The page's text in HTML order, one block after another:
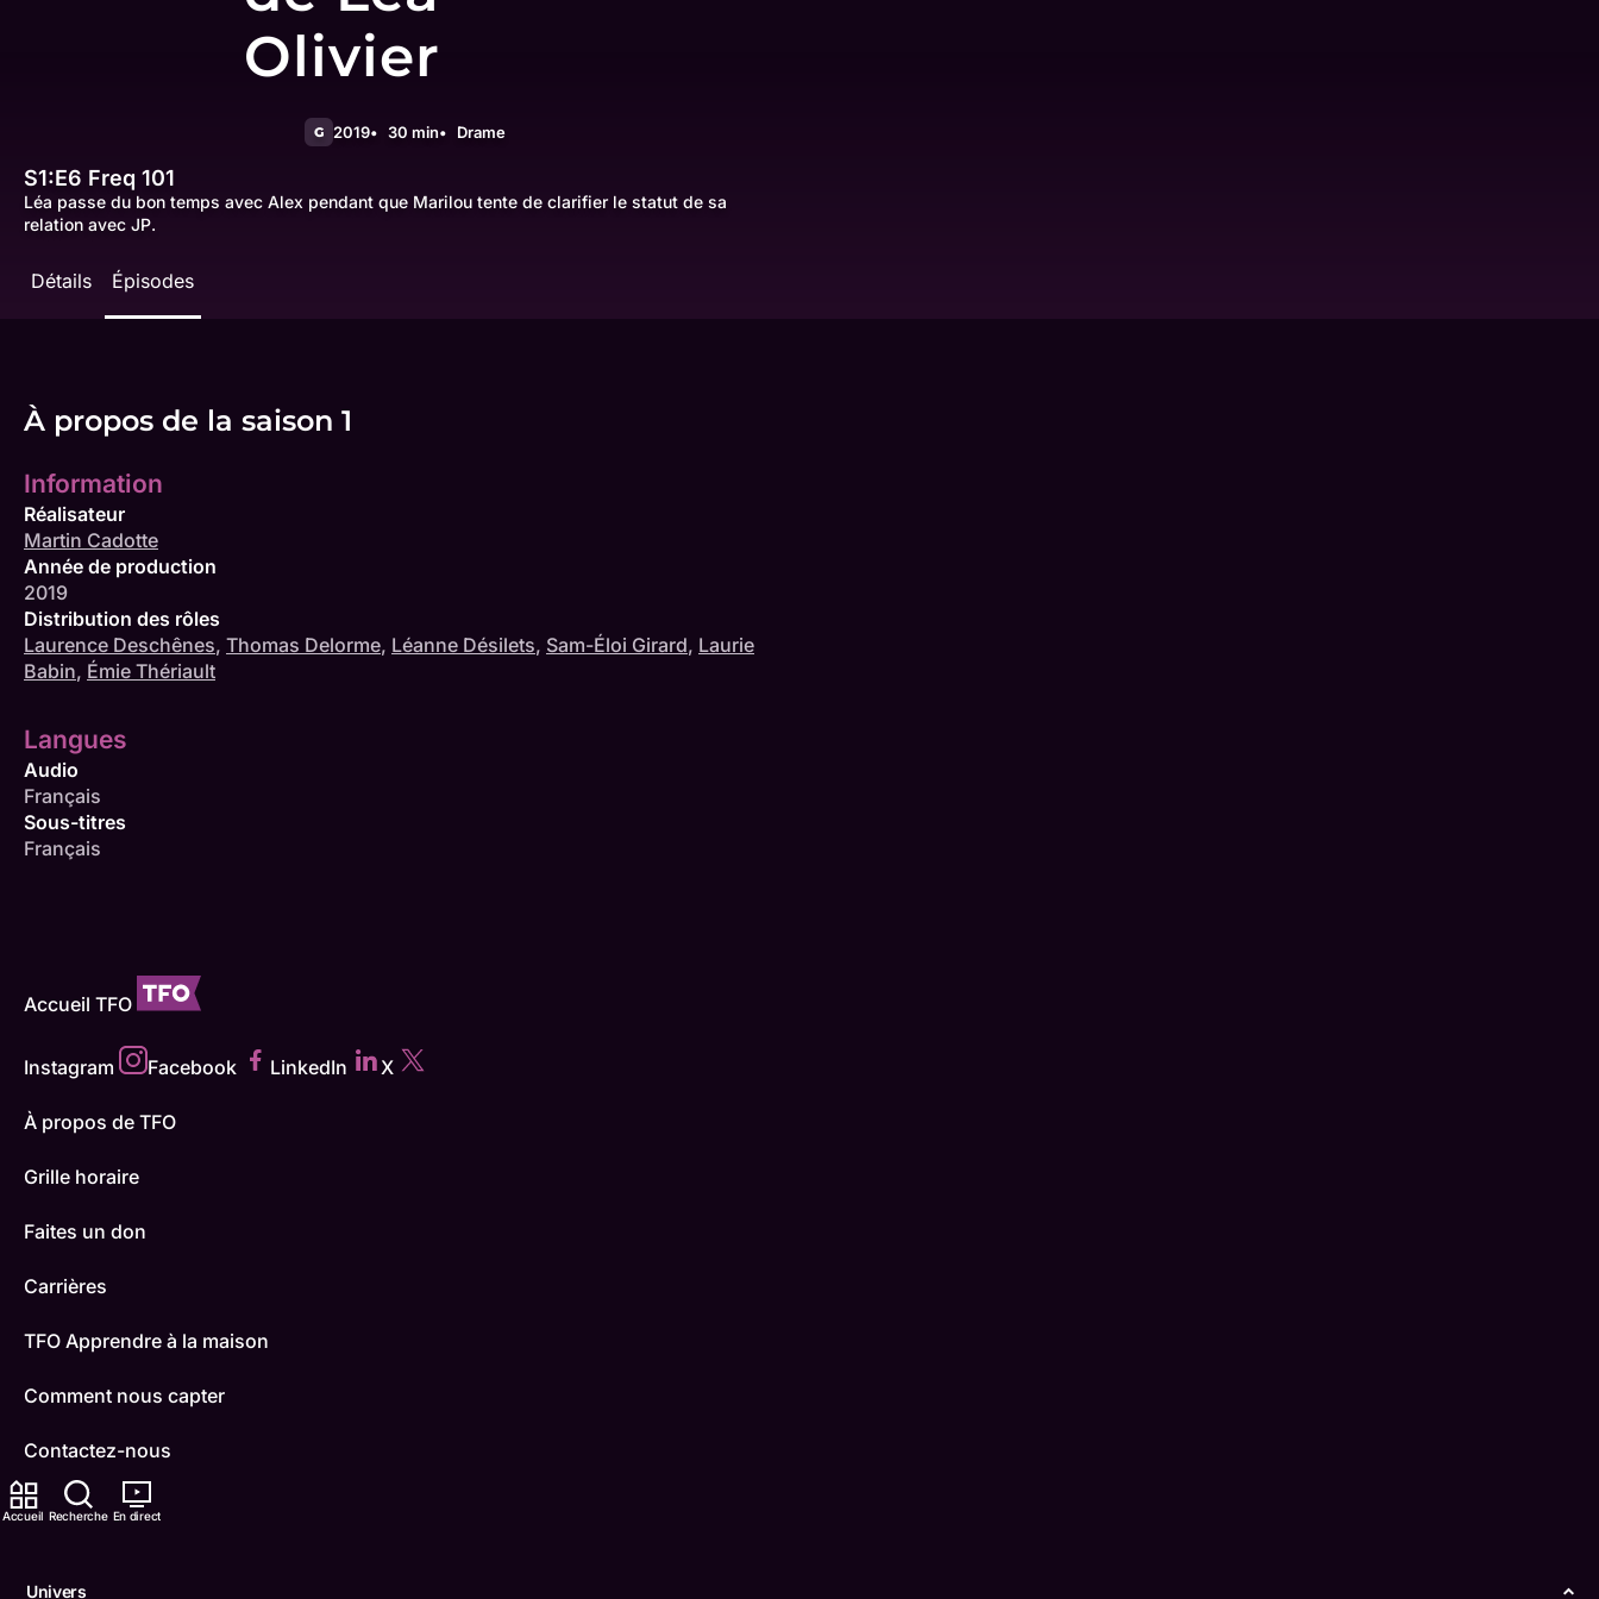
Accueil Recherche En direct
Univers
Olivier
G 2019 30 min Drame
S1:E6 Freq 101
Léa passe du bon temps avec Alex pendant que Marilou tente de clarifier le statut de sa
relation avec JP.
Détails Épisodes
À propos de la saison 1
Information
Réalisateur
Martin Cadotte
Année de production
2019
Distribution des rôles
Laurence Deschênes, Thomas Delorme, Léanne Désilets, Sam-Éloi Girard, Laurie
Babin, Émie Thériault
Langues
Audio
Français
Sous-titres
Français
Accueil TFO
Instagram Facebook LinkedIn X
À propos de TFO
Grille horaire
Faites un don
Carrières
TFO Apprendre à la maison
Comment nous capter
Contactez-nous
ONFR